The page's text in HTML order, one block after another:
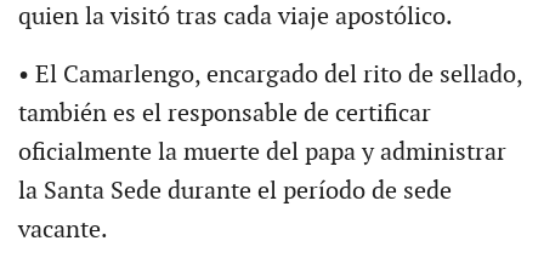
quien la visitó tras cada viaje apostólico.
• El Camarlengo, encargado del rito de sellado,
también es el responsable de certificar
oficialmente la muerte del papa y administrar
la Santa Sede durante el período de sede
vacante.